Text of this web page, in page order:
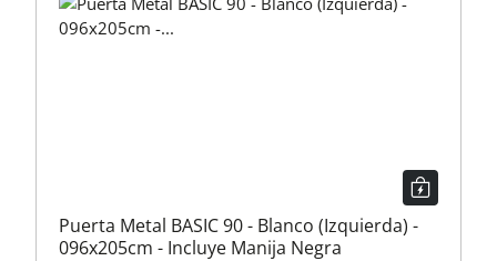
Puerta Metal BASIC 90 - Blanco (Izquierda) -
096x205cm - Incluye Manija Negra